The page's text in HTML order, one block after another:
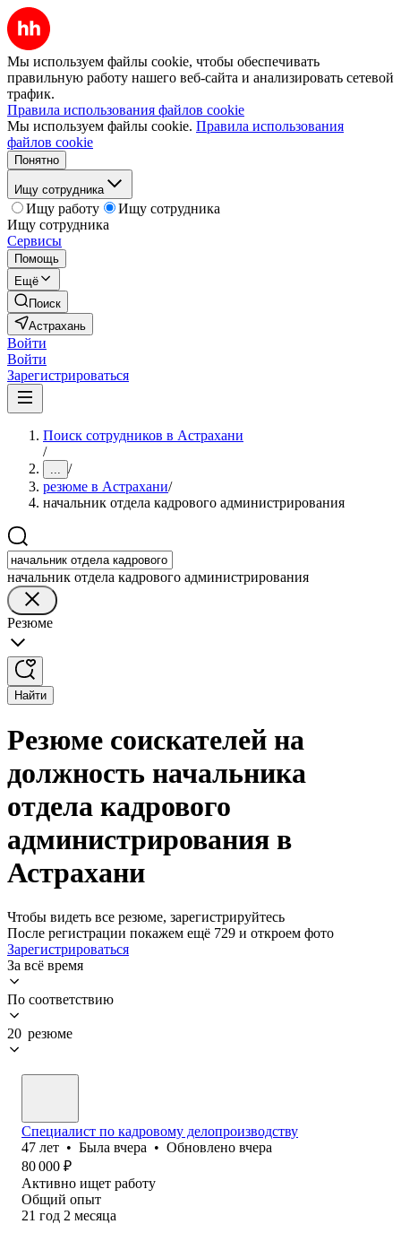
Мы используем файлы cookie, чтобы обеспечивать
правильную работу нашего веб-сайта и анализировать сетевой
трафик.
Правила использования файлов cookie
Мы используем файлы cookie. Правила использования
файлов cookie
Понятно
Ищу сотрудника
Ищу работу
Ищу сотрудника
Ищу сотрудника
Сервисы
Помощь
Ещё
Поиск
Астрахань
Войти
Войти
Зарегистрироваться
Поиск сотрудников в Астрахани
/
... /
резюме в Астрахани/
начальник отдела кадрового администрирования
начальник отдела кадрового администрирования
Резюме
Найти
Резюме соискателей на
должность начальника
отдела кадрового
администрирования в
Астрахани
Чтобы видеть все резюме, зарегистрируйтесь
После регистрации покажем ещё 729 и откроем фото
Зарегистрироваться
За всё время
По соответствию
20 резюме
Специалист по кадровому делопроизводству
47 лет • Была вчера • Обновлено вчера
80 000 ₽
Активно ищет работу
Общий опыт
21 год 2 месяца